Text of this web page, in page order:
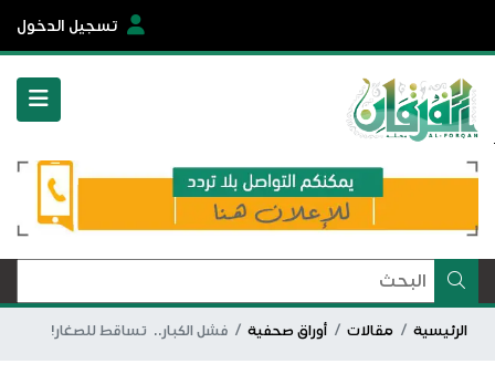
تسجيل الدخول
الرئيسية مقالات أوراق صحفية فشل الكبار.. تساقط للصغار!